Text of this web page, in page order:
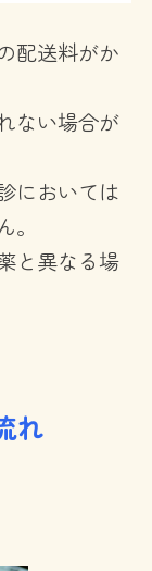
配送料がか
ない場合が
においては
と異なる場
れ